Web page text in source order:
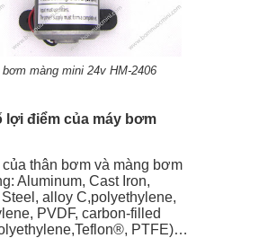
màng mini 24v HM-2406
lợi điểm của máy bơm
thân bơm và màng bơm
Aluminum, Cast Iron,
alloy C,polyethylene,
PVDF, carbon-filled
PTFE)…